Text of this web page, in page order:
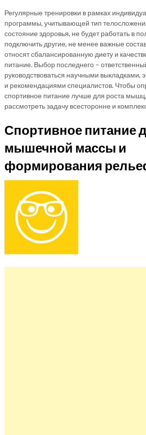
Регулярные тренировки в рамках
программы, учитывающей тип
состояние здоровья, не будет работать в
подключить другие, не менее важные
относят сбалансированную диету и
питание. Выбор последнего –
руководствоваться научными выкладками,
и рекомендациями специалистов. Чтобы
спортивное питание лучше для роста
рассмотреть задачу всесторонне и
Спортивное питание
мышечной массы и
формирования